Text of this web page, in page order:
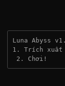
Luna Abyss
1. Trích xuất
2. Chơi!